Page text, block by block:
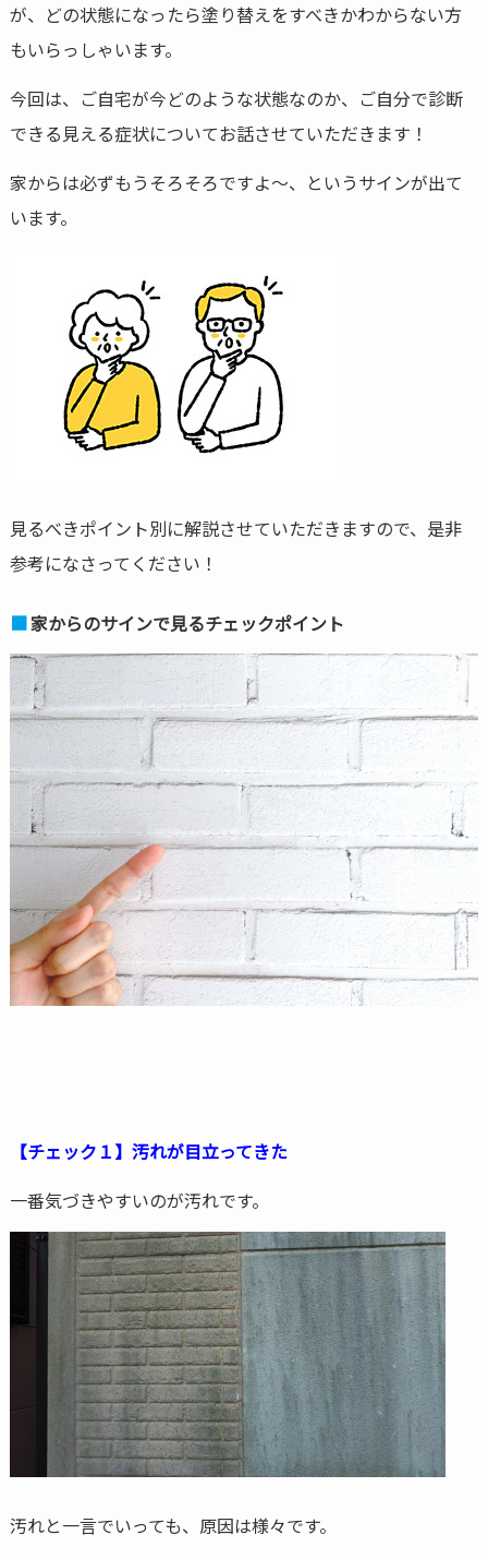
が、どの状態になったら塗り替えをすべきかわからない方
もいらっしゃいます。
今回は、ご自宅が今どのような状態なのか、ご自分で診断
できる見える症状についてお話させていただきます！
家からは必ずもうそろそろですよ～、というサインが出て
います。
見るべきポイント別に解説させていただきますので、是非
参考になさってください！
家からのサインで見るチェックポイント
【チェック１】汚れが目立ってきた
一番気づきやすいのが汚れです。
汚れと一言でいっても、原因は様々です。